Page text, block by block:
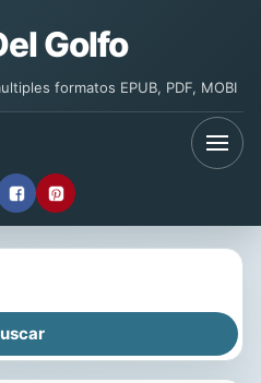
Golfo
formatos EPUB, PDF, MOBI